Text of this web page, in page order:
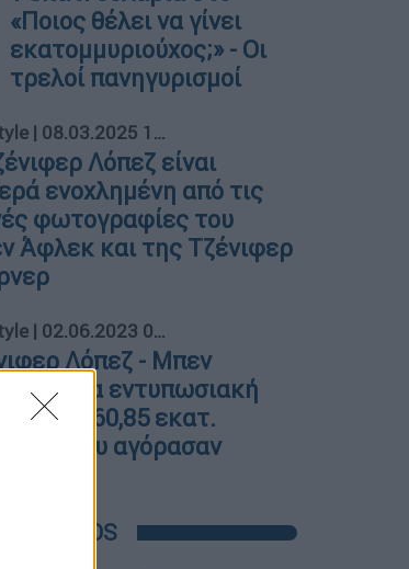
«Ποιος θέλει να γίνει
εκατομμυριούχος;» - Οι
τρελοί πανηγυρισμοί
| 08.03.2025 10:37
Λόπεζ είναι
ενοχλημένη από τις
φωτογραφίες του
Άφλεκ και της Τζένιφερ
| 02.06.2023 09:15
Λόπεζ - Μπεν
Η νέα εντυπωσιακή
των 60,85 εκατ.
που αγόρασαν
VIDEOS